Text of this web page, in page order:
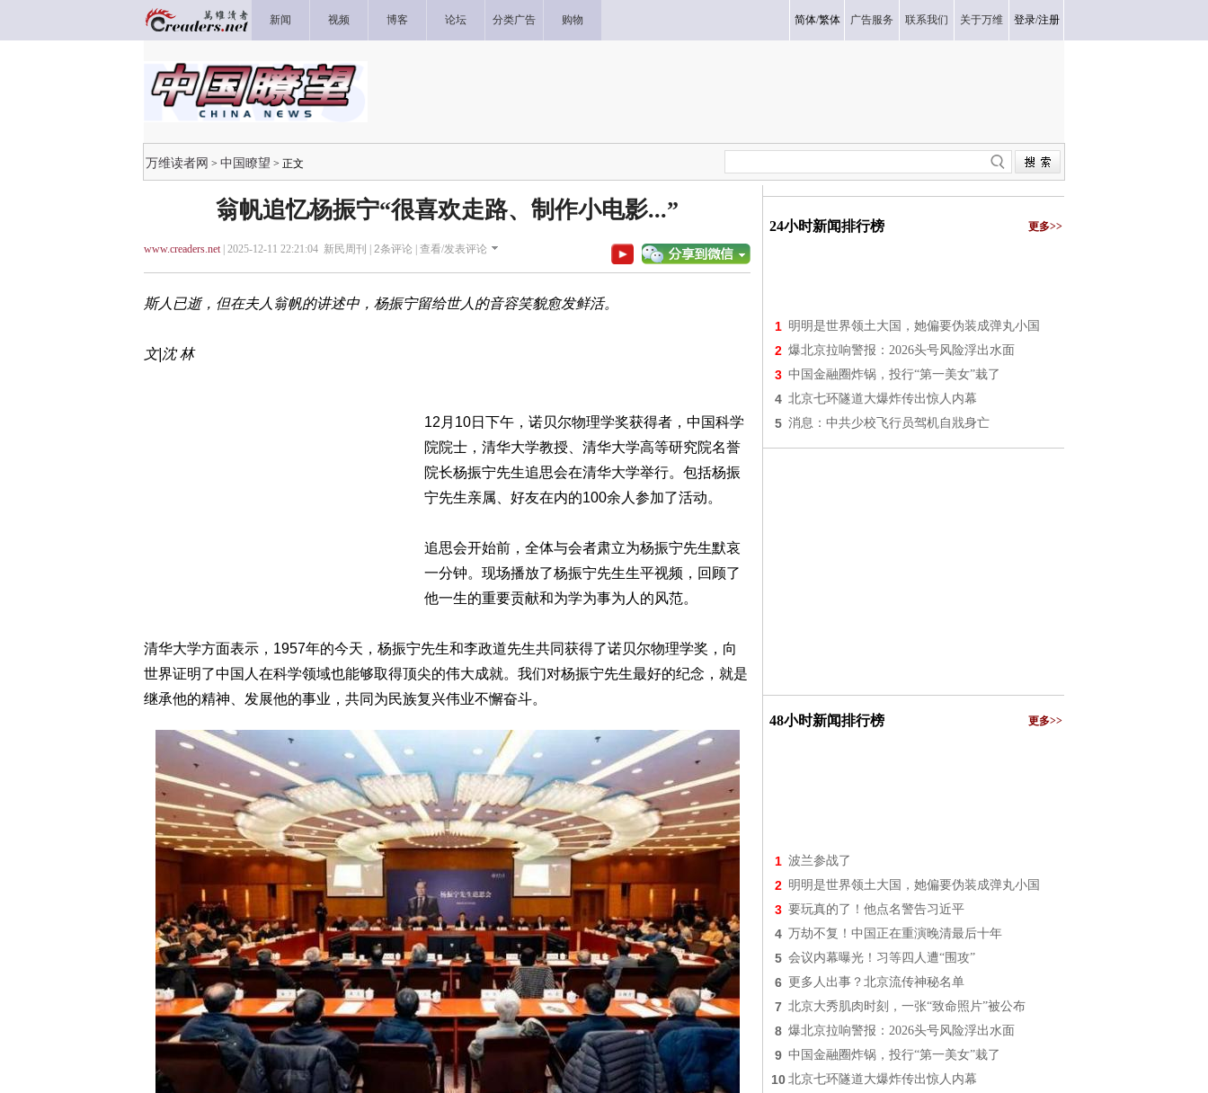
新闻 视频 博客 论坛 分类广告 购物 简体/繁体 广告服务 联系我们 关于万维 登录/注册
万维读者网 > 中国瞭望 > 正文
翁帆追忆杨振宁“很喜欢走路、制作小电影...”
www.creaders.net| 2025-12-11 22:21:04 新民周刊 | 2条评论 | 查看/发表评论
斯人已逝，但在夫人翁帆的讲述中，杨振宁留给世人的音容笑貌愈发鲜活。
文|沈 林
12月10日下午，诺贝尔物理学奖获得者，中国科学
院院士，清华大学教授、清华大学高等研究院名誉
院长杨振宁先生追思会在清华大学举行。包括杨振
宁先生亲属、好友在内的100余人参加了活动。
追思会开始前，全体与会者肃立为杨振宁先生默哀
一分钟。现场播放了杨振宁先生生平视频，回顾了
他一生的重要贡献和为学为事为人的风范。
清华大学方面表示，1957年的今天，杨振宁先生和李政道先生共同获得了诺贝尔物理学奖，向
世界证明了中国人在科学领域也能够取得顶尖的伟大成就。我们对杨振宁先生最好的纪念，就是
继承他的精神、发展他的事业，共同为民族复兴伟业不懈奋斗。
24小时新闻排行榜 更多>>
1 明明是世界领土大国，她偏要伪装成弹丸小国
2 爆北京拉响警报：2026头号风险浮出水面
3 中国金融圈炸锅，投行“第一美女”栽了
4 北京七环隧道大爆炸传出惊人内幕
5 消息：中共少校飞行员驾机自戕身亡
48小时新闻排行榜 更多>>
1 波兰参战了
2 明明是世界领土大国，她偏要伪装成弹丸小国
3 要玩真的了！他点名警告习近平
4 万劫不复！中国正在重演晚清最后十年
5 会议内幕曝光！习等四人遭“围攻”
6 更多人出事？北京流传神秘名单
7 北京大秀肌肉时刻，一张“致命照片”被公布
8 爆北京拉响警报：2026头号风险浮出水面
9 中国金融圈炸锅，投行“第一美女”栽了
10 北京七环隧道大爆炸传出惊人内幕